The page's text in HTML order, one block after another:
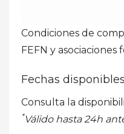
Condiciones de
FEFN y asociaciones
Fechas
Consulta la
*Válido hasta 24h